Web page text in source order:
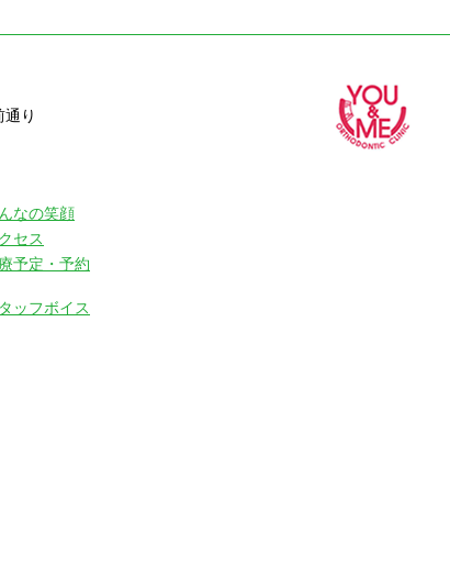
り
なの笑顔
セス
予定・予約
ッフボイス